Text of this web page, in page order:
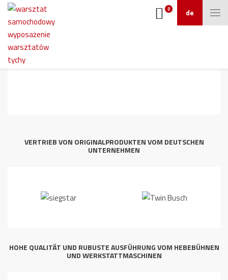
de
0
06-1_screen
VERTRIEB VON ORIGINALPRODUKTEN VOM DEUTSCHEN
UNTERNEHMEN
HOHE QUALITÄT UND RUBUSTE AUSFÜHRUNG VOM HEBEBÜHNEN
UND WERKSTATTMASCHINEN